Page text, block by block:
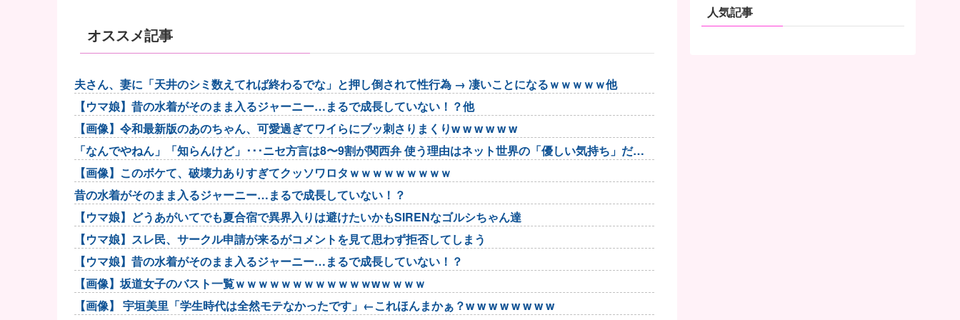
オススメ記事
夫さん、妻に「天井のシミ数えてれば終わるでな」と押し倒されて性行為 → 凄いことになるｗｗｗｗｗ他
【ウマ娘】昔の水着がそのまま入るジャーニー…まるで成長していない！？他
【画像】令和最新版のあのちゃん、可愛過ぎてワイらにブッ刺さりまくりw w w w w w
「なんでやねん」「知らんけど」･･･ニセ方言は8〜9割が関西弁 使う理由はネット世界の「優しい気持ち」だっ
た
【画像】このボケて、破壊力ありすぎてクッソワロタｗｗｗｗｗｗｗｗｗ
昔の水着がそのまま入るジャーニー…まるで成長していない！？
【ウマ娘】どうあがいてでも夏合宿で異界入りは避けたいかもSIRENなゴルシちゃん達
【ウマ娘】スレ民、サークル申請が来るがコメントを見て思わず拒否してしまう
【ウマ娘】昔の水着がそのまま入るジャーニー…まるで成長していない！？
【画像】坂道女子のバスト一覧ｗｗｗｗｗｗｗｗｗｗｗｗwｗｗｗｗ
【画像】 宇垣美里「学生時代は全然モテなかったです」←これほんまかぁ？w w w w w w w w
人気記事